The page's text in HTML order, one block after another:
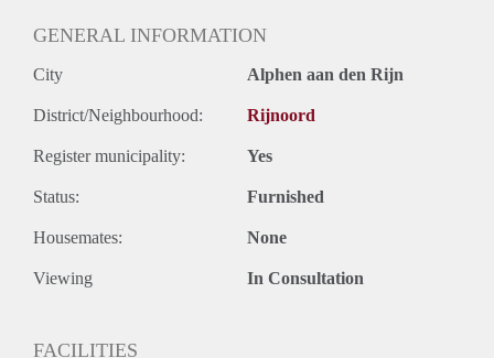
beschikbaar voor 6 maanden als langer.
GENERAL INFORMATION
City Alphen aan den Rijn
District/Neighbourhood: Rijnoord
Register municipality: Yes
Status: Furnished
Housemates: None
Viewing In Consultation
FACILITIES